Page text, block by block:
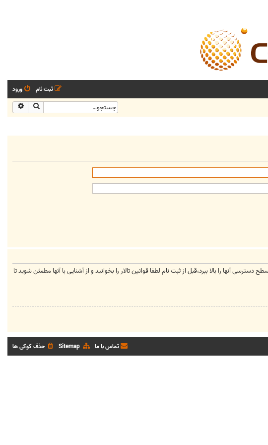
ورود
ثبت نام
جستجو
آنها را بالا ببرد،قبل از ثبت نام لطفا قوانین تالار را بخوانید و از آشنایی با آنها مطمئن شوید تا
حذف کوکی ها Sitemap تماس با ما